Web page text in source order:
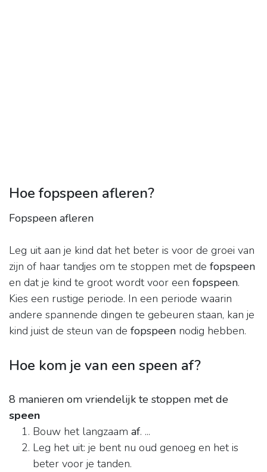
Hoe fopspeen afleren?
Fopspeen afleren
Leg uit aan je kind dat het beter is voor de groei van
zijn of haar tandjes om te stoppen met de fopspeen
en dat je kind te groot wordt voor een fopspeen.
Kies een rustige periode. In een periode waarin
andere spannende dingen te gebeuren staan, kan je
kind juist de steun van de fopspeen nodig hebben.
Hoe kom je van een speen af?
8 manieren om vriendelijk te stoppen met de
speen
Bouw het langzaam af. ...
Leg het uit: je bent nu oud genoeg en het is
beter voor je tanden.